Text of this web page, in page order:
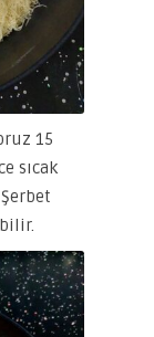
15
sıcak